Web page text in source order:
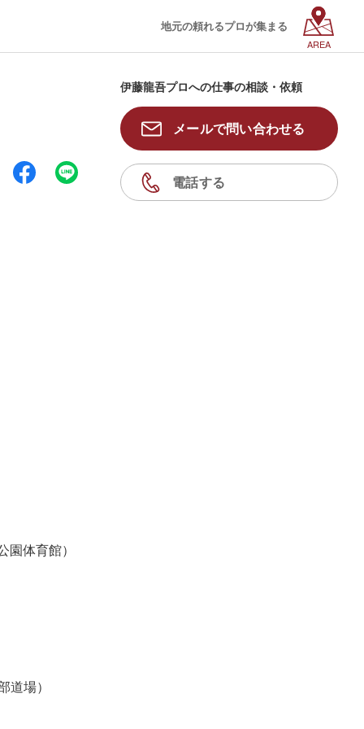
地元の頼れるプロが集まる
AREA
体育館）
場）
伊藤龍吾プロへの仕事の相談・依頼
メールで問い合わせる
電話する